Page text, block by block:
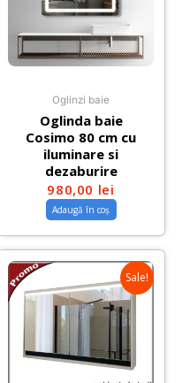
Oglinzi baie
Oglinda baie
Cosimo 80 cm cu
iluminare si
dezaburire
980,00 lei
Adaugă în coș
Sale!